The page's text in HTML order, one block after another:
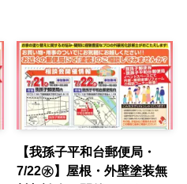
【我孫子平和台郵便局・
7/22㊌】屋根・外壁塗装無